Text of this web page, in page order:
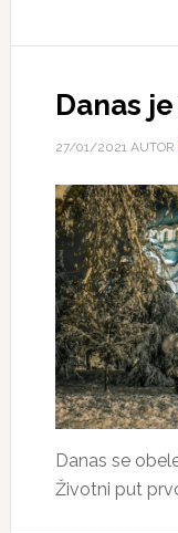
Danas
27/01/2021AUTOR
Danas se
Životni put